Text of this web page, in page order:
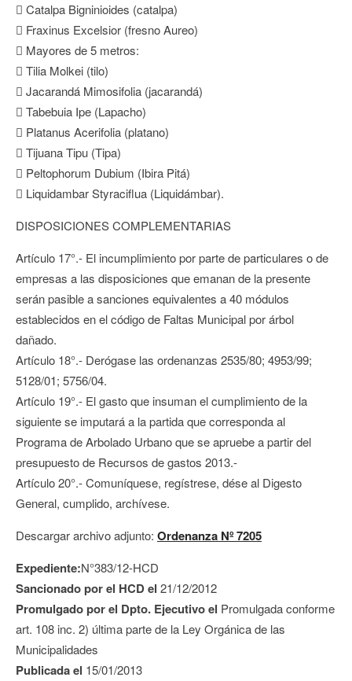
 Catalpa Bigninioides (catalpa)
 Fraxinus Excelsior (fresno Aureo)
 Mayores de 5 metros:
 Tilia Molkei (tilo)
 Jacarandá Mimosifolia (jacarandá)
 Tabebuia Ipe (Lapacho)
 Platanus Acerifolia (platano)
 Tijuana Tipu (Tipa)
 Peltophorum Dubium (Ibira Pitá)
 Liquidambar Styraciflua (Liquidámbar).
DISPOSICIONES COMPLEMENTARIAS
Artículo 17°.- El incumplimiento por parte de particulares o de
empresas a las disposiciones que emanan de la presente
serán pasible a sanciones equivalentes a 40 módulos
establecidos en el código de Faltas Municipal por árbol
dañado.
Artículo 18°.- Derógase las ordenanzas 2535/80; 4953/99;
5128/01; 5756/04.
Artículo 19°.- El gasto que insuman el cumplimiento de la
siguiente se imputará a la partida que corresponda al
Programa de Arbolado Urbano que se apruebe a partir del
presupuesto de Recursos de gastos 2013.-
Artículo 20°.- Comuníquese, regístrese, dése al Digesto
General, cumplido, archívese.
Descargar archivo adjunto: Ordenanza Nº 7205
Expediente:N°383/12-HCD
Sancionado por el HCD el 21/12/2012
Promulgado por el Dpto. Ejecutivo el Promulgada conforme
art. 108 inc. 2) última parte de la Ley Orgánica de las
Municipalidades
Publicada el 15/01/2013